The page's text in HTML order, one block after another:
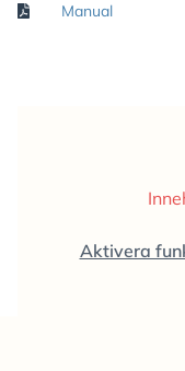
Manual
Aktivera